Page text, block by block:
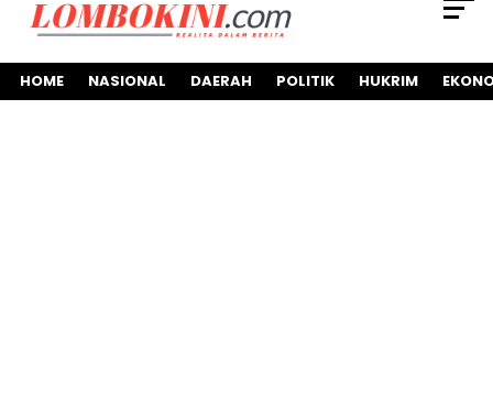
HOME NASIONAL DAERAH POLITIK HUKRIM